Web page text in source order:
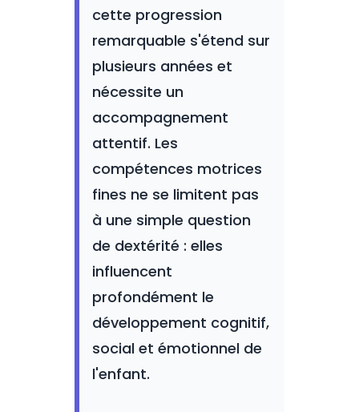
cette progression
remarquable s'étend sur
plusieurs années et
nécessite un
accompagnement
attentif. Les
compétences motrices
fines ne se limitent pas
à une simple question
de dextérité : elles
influencent
profondément le
développement cognitif,
social et émotionnel de
l'enfant.